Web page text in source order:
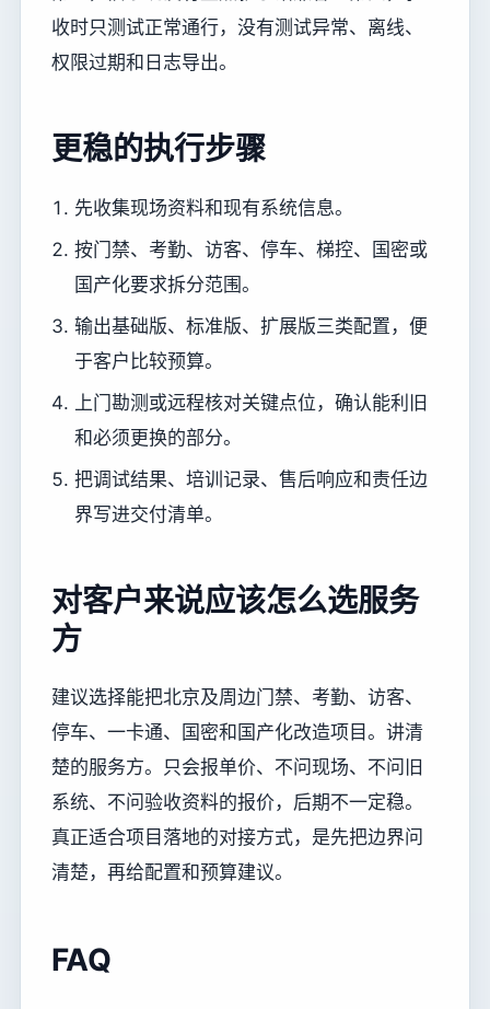
收时只测试正常通行，没有测试异常、离线、
权限过期和日志导出。
更稳的执行步骤
先收集现场资料和现有系统信息。
按门禁、考勤、访客、停车、梯控、国密或
国产化要求拆分范围。
输出基础版、标准版、扩展版三类配置，便
于客户比较预算。
上门勘测或远程核对关键点位，确认能利旧
和必须更换的部分。
把调试结果、培训记录、售后响应和责任边
界写进交付清单。
对客户来说应该怎么选服务
方
建议选择能把北京及周边门禁、考勤、访客、
停车、一卡通、国密和国产化改造项目。讲清
楚的服务方。只会报单价、不问现场、不问旧
系统、不问验收资料的报价，后期不一定稳。
真正适合项目落地的对接方式，是先把边界问
清楚，再给配置和预算建议。
FAQ